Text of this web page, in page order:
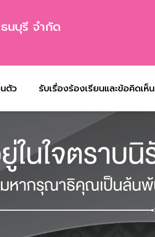
นบุรี จำกัด
ตัว รับเรื่องร้องเรียนและข้อคิดเห็น